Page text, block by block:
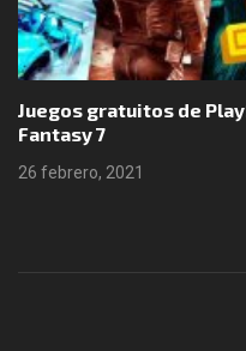
Juegos gratuitos de
Fantasy 7
26 febrero, 2021